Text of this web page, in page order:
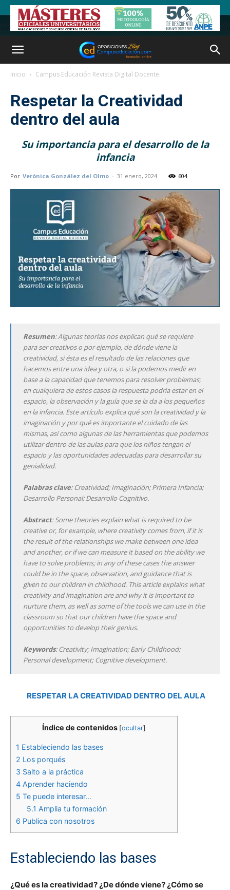
Inicio Campus Educación Revista Digital Docente
Respetar la Creatividad
dentro del aula
Su importancia para el desarrollo de la
infancia
Por Verónica González del Olmo - 31 enero, 2024 604
Resumen: Algunas teorías nos explican qué se requiere
para ser creativos o por ejemplo, de dónde viene la
creatividad, si ésta es el resultado de las relaciones que
hacemos entre una idea y otra, o si la podemos medir en
base a la capacidad que tenemos para resolver problemas;
en cualquiera de estos casos la respuesta podría estar en el
espacio, la observación y la guía que se la da a los pequeños
en la infancia. Este artículo explica qué son la creatividad y la
imaginación y por qué es importante el cuidado de las
mismas, así como algunas de las herramientas que podemos
utilizar dentro de las aulas para que los niños tengan el
espacio y las oportunidades adecuadas para desarrollar su
genialidad.
Palabras clave: Creatividad; Imaginación; Primera Infancia;
Desarrollo Personal; Desarrollo Cognitivo.
Abstract: Some theories explain what is required to be
creative or, for example, where creativity comes from, if it is
the result of the relationships we make between one idea
and another, or if we can measure it based on the ability we
have to solve problems; in any of these cases the answer
could be in the space, observation, and guidance that is
given to our children in childhood. This article explains what
creativity and imagination are and why it is important to
nurture them, as well as some of the tools we can use in the
classroom so that our children have the space and
opportunities to develop their genius.
Keywords: Creativity; Imagination; Early Childhood;
Personal development; Cognitive development.
RESPETAR LA CREATIVIDAD DENTRO DEL AULA
Índice de contenidos [ocultar]
1 Estableciendo las bases
2 Los porqués
3 Salto a la práctica
4 Aprender haciendo
5 Te puede interesar…
5.1 Amplia tu formación
6 Publica con nosotros
Estableciendo las bases
¿Qué es la creatividad? ¿De dónde viene? ¿Cómo se